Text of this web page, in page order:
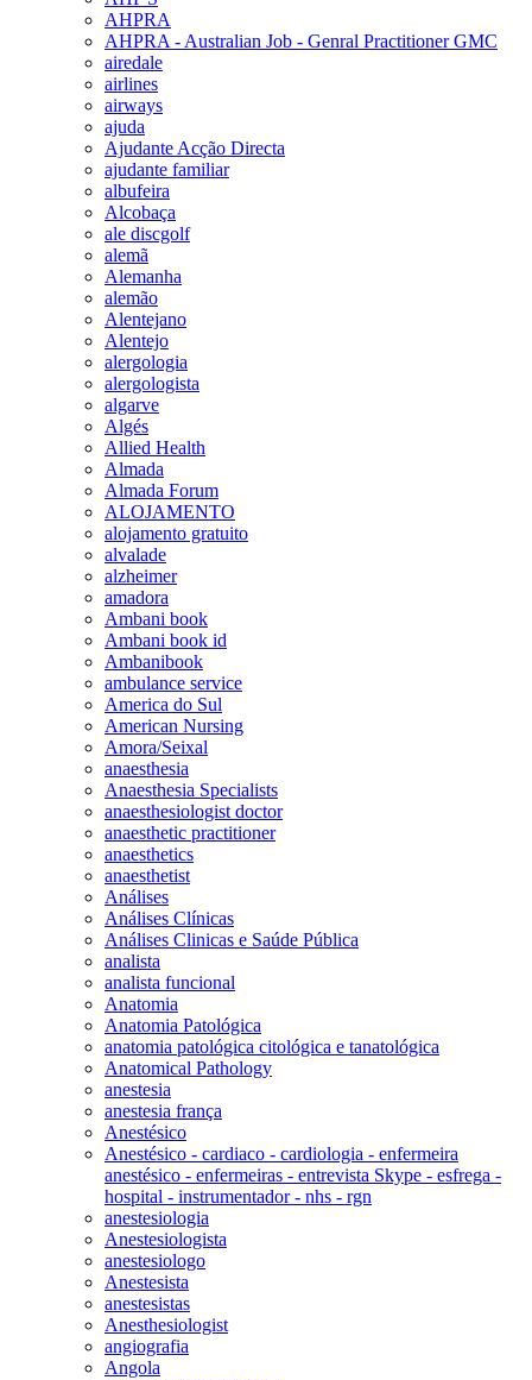
AHPRA
AHPRA - Australian Job - Genral Practitioner GMC
airedale
airlines
airways
ajuda
Ajudante Acção Directa
ajudante familiar
albufeira
Alcobaça
ale discgolf
alemã
Alemanha
alemão
Alentejano
Alentejo
alergologia
alergologista
algarve
Algés
Allied Health
Almada
Almada Forum
ALOJAMENTO
alojamento gratuito
alvalade
alzheimer
amadora
Ambani book
Ambani book id
Ambanibook
ambulance service
America do Sul
American Nursing
Amora/Seixal
anaesthesia
Anaesthesia Specialists
anaesthesiologist doctor
anaesthetic practitioner
anaesthetics
anaesthetist
Análises
Análises Clínicas
Análises Clinicas e Saúde Pública
analista
analista funcional
Anatomia
Anatomia Patológica
anatomia patológica citológica e tanatológica
Anatomical Pathology
anestesia
anestesia frança
Anestésico
Anestésico - cardiaco - cardiologia - enfermeira
anestésico - enfermeiras - entrevista Skype - esfrega -
hospital - instrumentador - nhs - rgn
anestesiologia
Anestesiologista
anestesiologo
Anestesista
anestesistas
Anesthesiologist
angiografia
Angola